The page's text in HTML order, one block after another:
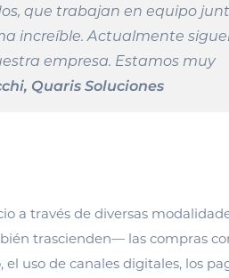
que trabajan en equipo
increíble.Actualmente
empresa. Estamos muy
Quaris Soluciones
a través de diversas
trascienden— las compras
uso de canales digitales, los